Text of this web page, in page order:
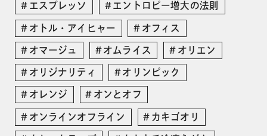
エスプレッソ エントロピー増大の法則
オトル・アイヒャー オフィス
オマージュ オムライス オリエン
オリジナリティ オリンピック
オレンジ オンとオフ
オンラインオフライン カキゴオリ